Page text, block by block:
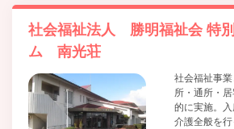
社会福祉法人 勝明福祉会 特
ム 南光荘
社会福祉事
所・通所・
的に実施。
介護全般を